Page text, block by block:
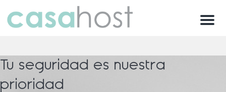
Menu
Tu seguridad es nuestra
prioridad